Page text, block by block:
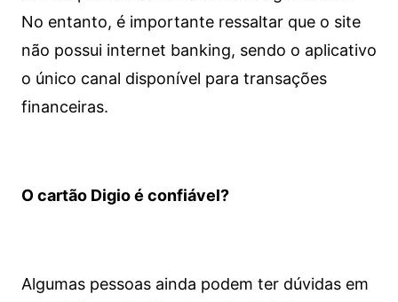
No entanto, é importante ressaltar que o site
não possui internet banking, sendo o aplicativo
o único canal disponível para transações
financeiras.
O cartão Digio é confiável?
Algumas pessoas ainda podem ter dúvidas em